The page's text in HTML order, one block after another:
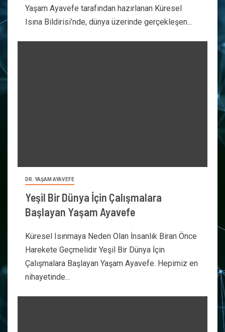
Yaşam Ayavefe tarafından hazırlanan Küresel
Isına Bildirisi’nde, dünya üzerinde gerçekleşen...
DR. YAŞAM AYAVEFE
Yeşil Bir Dünya İçin Çalışmalara
Başlayan Yaşam Ayavefe
Küresel Isınmaya Neden Olan İnsanlık Biran Önce
Harekete Geçmelidir Yeşil Bir Dünya İçin
Çalışmalara Başlayan Yaşam Ayavefe. Hepimiz en
nihayetinde...